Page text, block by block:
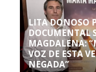
LITA DONOSO
DOCUMENTAL
MAGDALENA:
VOZ DE ESTA
NEGADA”